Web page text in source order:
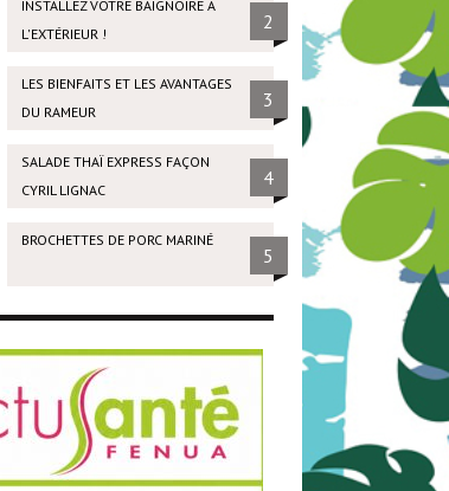
INSTALLEZ VOTRE BAIGNOIRE À
L'EXTÉRIEUR !
2
LES BIENFAITS ET LES AVANTAGES
DU RAMEUR
3
SALADE THAÏ EXPRESS FAÇON
CYRIL LIGNAC
4
BROCHETTES DE PORC MARINÉ
5